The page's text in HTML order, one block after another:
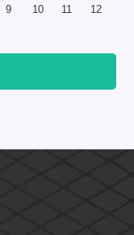
9 10 11 12